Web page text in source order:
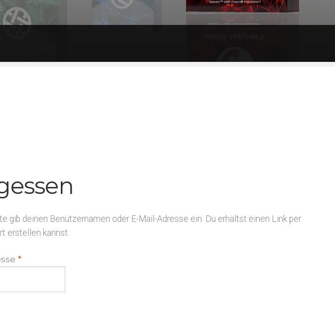
gib deinen Benutzernamen oder E-Mail-Adresse ein. Du erhältst einen Link per
erstellen kannst.
*Erforderlich